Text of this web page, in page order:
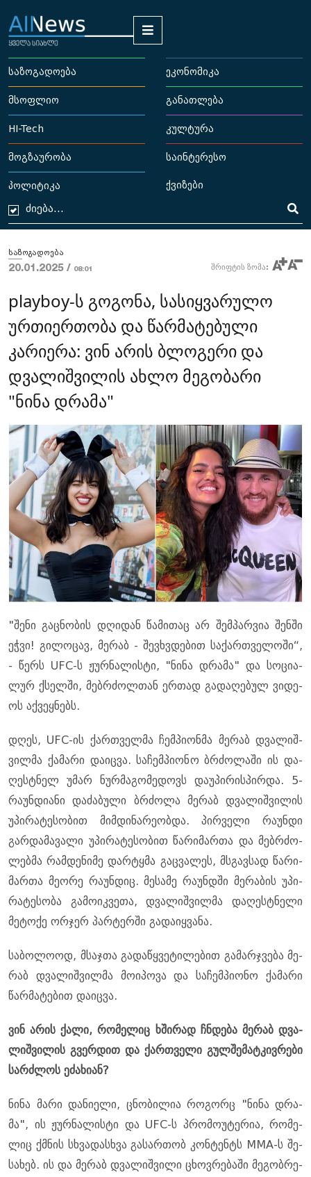
საზოგადოება ეკონომიკა
მსოფლიო განათლება
HI-Tech კულტურა
მოგზაურობა საინტერესო
პოლიტიკა ქვიზები
საზოგადოება
20.01.2025 / 08:01 შრიფტის ზომა:
playboy-ს გოგონა, სასიყვარულო
ურთიერთობა და წარმატებული
კარიერა: ვინ არის ბლოგერი და
დვალიშვილის ახლო მეგობარი
"ნინა დრამა"
"შენი გაც­ნო­ბის დღი­დან წა­მი­თაც არ შემ­პარ­ვია შენ­ში
ეჭვი! გი­ლო­ცავ, მე­რაბ - შევ­ხვდე­ბით სა­ქარ­თვე­ლო­ში“,
- წერს UFC-ს ჟურ­ნა­ლის­ტი, "ნინა დრა­მა" და სო­ცი­ა­
ლურ ქსელ­ში, მებ­რძოლ­თან ერ­თად გა­და­ღე­ბულ ვი­დე­
ოს აქ­ვეყ­ნებს.
დღეს, UFC-ის ქარ­თველ­მა ჩემ­პი­ონ­მა მე­რაბ დვა­ლიშ­
ვილ­მა ქა­მა­რი და­იც­ვა. სა­ჩემ­პი­ო­ნო ბრძო­ლა­ში ის და­
ღეს­ტნელ უმარ ნურ­მა­გო­მე­დოვს და­უ­პი­რის­პირ­და. 5-
რა­უნ­დი­ა­ნი და­ძა­ბუ­ლი ბრძო­ლა მე­რაბ დვა­ლიშ­ვი­ლის
უპი­რა­ტე­სო­ბით მიმ­დი­ნა­რე­ობ­და. პირ­ვე­ლი რა­უნ­დი
გარ­და­მა­ვა­ლი უპი­რა­ტე­სო­ბით წა­რი­მარ­თა და მებ­რძო­
ლებ­მა რამ­დე­ნი­მე დარ­ტყმა გაც­ვა­ლეს, მსგავ­სად წა­რი­
მარ­თა მე­ო­რე რა­უნ­დიც. მე­სა­მე რა­უნდში მე­რა­ბის უპი­
რა­ტე­სო­ბა გა­მო­იკ­ვე­თა, დვა­ლიშ­ვილ­მა და­ღეს­ტნე­ლი
მე­ტო­ქე ორ­ჯერ პარ­ტერ­ში გა­და­იყ­ვა­ნა.
სა­ბო­ლო­ოდ, მსაჯ­თა გა­და­წყვე­ტი­ლე­ბით გა­მარ­ჯვე­ბა მე­
რაბ დვა­ლიშ­ვილ­მა მო­ი­პო­ვა და სა­ჩემ­პი­ო­ნო ქა­მა­რი
წარ­მა­ტე­ბით და­იც­ვა.
ვინ არის ქალი, რო­მე­ლიც ხში­რად ჩნდე­ბა მე­რაბ დვა­
ლიშ­ვი­ლის გვერ­დით და ქარ­თვე­ლი გულ­შე­მატ­კივ­რე­ბი
სარ­ძლოს ეძა­ხი­ან?
ნინა მარი და­ნი­ე­ლი, ცნო­ბი­ლია რო­გორც "ნინა დრა­
მა", ის ჟურ­ნა­ლის­ტი და UFC-ს პრო­მო­უ­ტე­რია, რო­მე­
ლიც ქმნის სხვა­დას­ხვა გა­სარ­თობ კონ­ტენტს MMA-ს შე­
სა­ხებ. ის და მე­რაბ დვა­ლიშ­ვი­ლი ცხოვ­რე­ბა­ში მე­გობ­რე­